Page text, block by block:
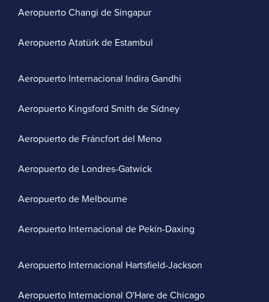
Aeropuerto Changi de Singapur
Aeropuerto Atatürk de Estambul
Aeropuerto Internacional Indira Gandhi
Aeropuerto Kingsford Smith de Sídney
Aeropuerto de Fráncfort del Meno
Aeropuerto de Londres-Gatwick
Aeropuerto de Melbourne
Aeropuerto Internacional de Pekín-Daxing
Aeropuerto Internacional Hartsfield-Jackson
Aeropuerto Internacional O'Hare de Chicago